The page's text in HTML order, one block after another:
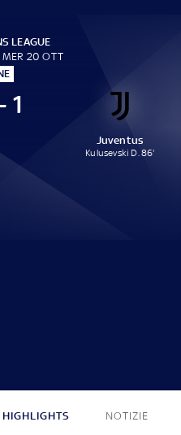
LEAGUE
MER 20 OTT
1
Juventus
Kulusevski D. 86'
HIGHLIGHTS NOTIZIE